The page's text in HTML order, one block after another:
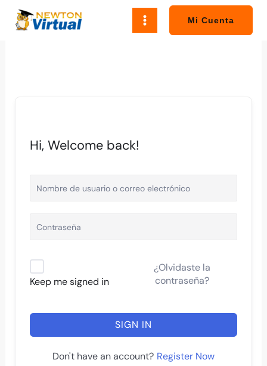
Mi Cuenta
Hi, Welcome back!
Keep me signed in
¿Olvidaste la
contraseña?
SIGN IN
Don't have an account? Register Now